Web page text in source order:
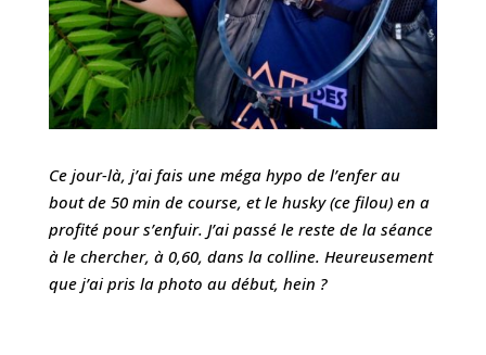
Ce jour-là, j’ai fais une méga hypo de l’enfer au
bout de 50 min de course, et le husky (ce filou) en a
profité pour s’enfuir. J’ai passé le reste de la séance
à le chercher, à 0,60, dans la colline. Heureusement
que j’ai pris la photo au début, hein ?